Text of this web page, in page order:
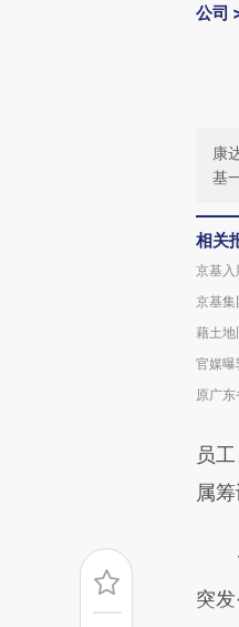
公司
康
基
相关
京基入
京基集
藉土地
官媒曝
原广
员
属筹
12
突